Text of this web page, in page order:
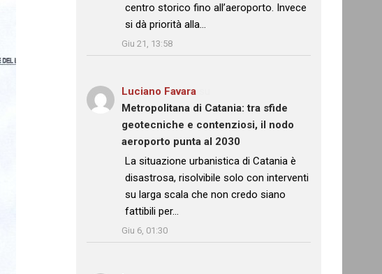
centro storico fino all’aeroporto. Invece
si dà priorità alla…
Giu 21, 13:58
Luciano Favara
Metropolitana di Catania: tra sfide
geotecniche e contenziosi, il nodo
aeroporto punta al 2030
: “La situazione urbanistica di Catania è
disastrosa, risolvibile solo con interventi
su larga scala che non credo siano
fattibili per…
Giu 6, 01:30